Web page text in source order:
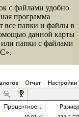
с файлами удобно
программа
все папки и файлы в
данной карты
папки с файлами